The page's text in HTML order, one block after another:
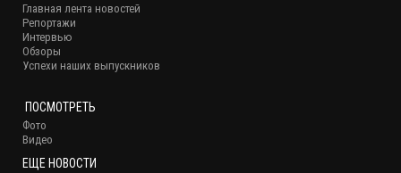
Главная лента новостей
Репортажи
Интервью
Обзоры
Успехи наших выпускников
ПОСМОТРЕТЬ
Фото
Видео
ЕЩЕ НОВОСТИ